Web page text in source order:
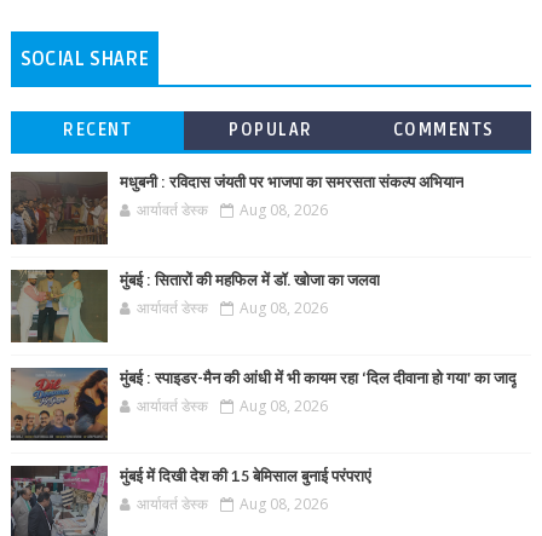
SOCIAL SHARE
RECENT POPULAR COMMENTS
मधुबनी : रविदास जंयती पर भाजपा का समरसता संकल्प अभियान
आर्यावर्त डेस्क Aug 08, 2026
मुंबई : सितारों की महफिल में डॉ. खोजा का जलवा
आर्यावर्त डेस्क Aug 08, 2026
मुंबई : स्पाइडर-मैन की आंधी में भी कायम रहा ‘दिल दीवाना हो गया’ का जादू
आर्यावर्त डेस्क Aug 08, 2026
मुंबई में दिखी देश की 15 बेमिसाल बुनाई परंपराएं
आर्यावर्त डेस्क Aug 08, 2026